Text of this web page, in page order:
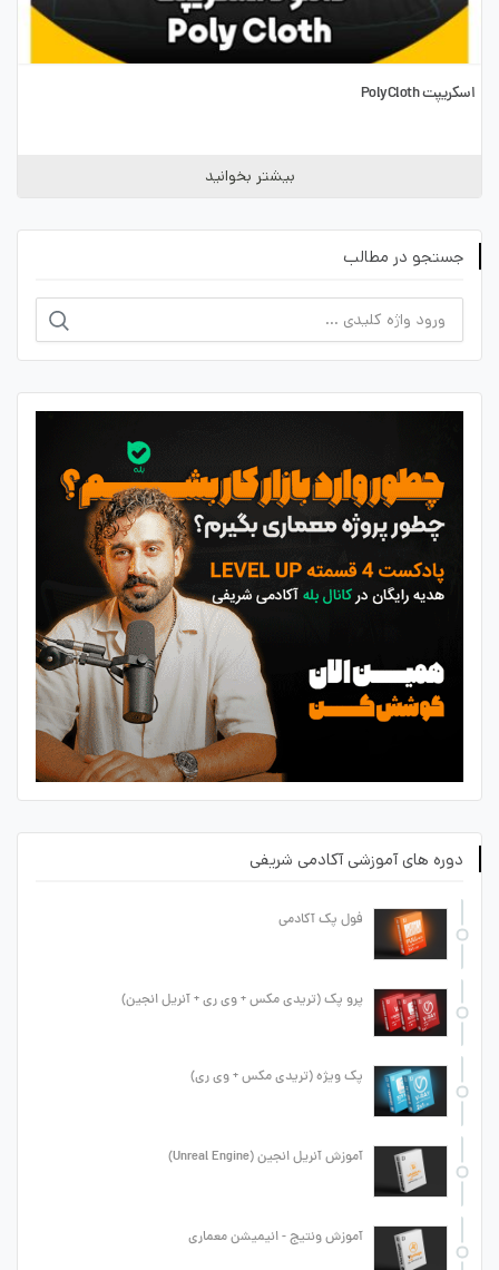
اسکریپت PolyCloth
بیشتر بخوانید
جستجو در مطالب
دوره های آموزشی آکادمی شریفی
فول پک آکادمی
پرو پک (تریدی مکس + وی ری + آنریل انجین)
پک ویژه (تریدی مکس + وی ری)
آموزش آنریل انجین (Unreal Engine)
آموزش ونتیج - انیمیشن معماری